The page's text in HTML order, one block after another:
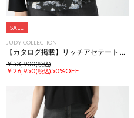
SALE
JUDY COLLECTION
【カタログ掲載】リッチアセテート ジャケット
￥53,900(税込)
￥26,950(税込)50%OFF